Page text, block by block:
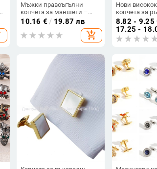
Мъжки правоъгълни
копчета за маншети –
сплав, електроплатени,
неформален стил
10.16 € / 19.87 лв
add_shopping_cart
Нови
копчета за
капково
от
външна
класически
8.82 - 9.25
17.25 -